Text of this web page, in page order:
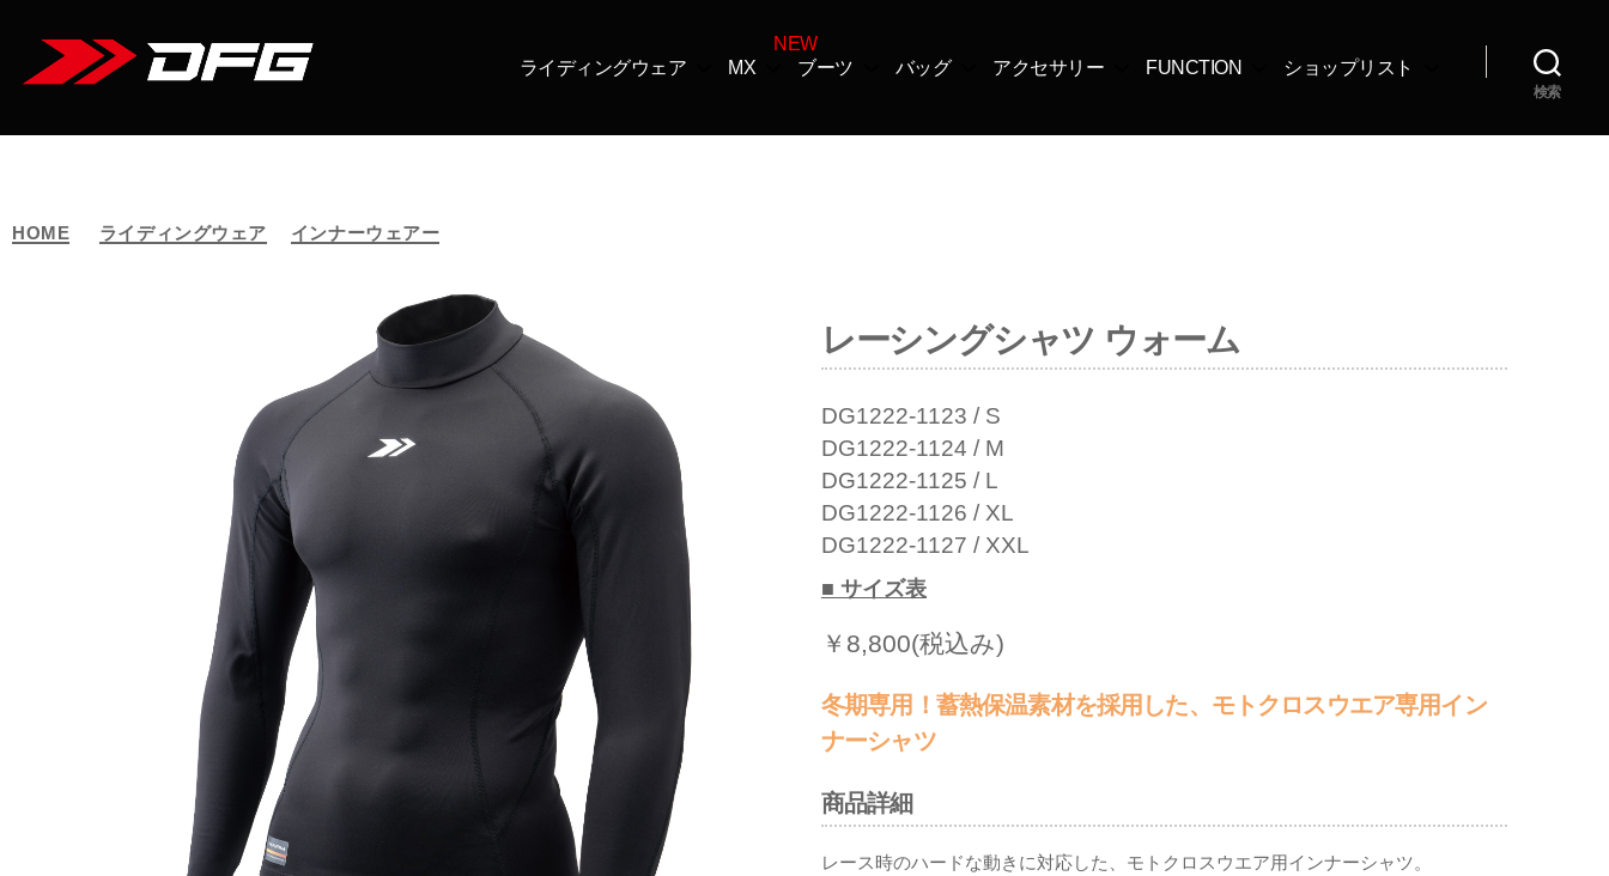
ライディングウェア MX ブーツ バッグ アクセサリー FUNCTION ショップリスト
検索
HOME ライディングウェア インナーウェアー
レーシングシャツ ウォーム
DG1222-1123 / S
DG1222-1124 / M
DG1222-1125 / L
DG1222-1126 / XL
DG1222-1127 / XXL
■ サイズ表
￥8,800(税込み)
冬期専用！蓄熱保温素材を採用した、モトクロスウエア専用イン
ナーシャツ
商品詳細
レース時のハードな動きに対応した、モトクロスウエア用インナーシャツ。